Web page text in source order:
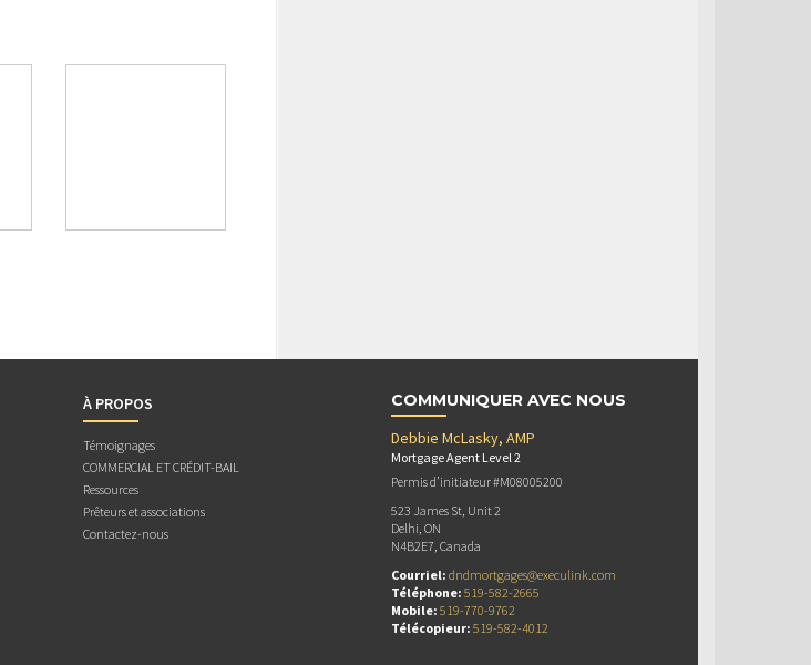
À PROPOS
Témoignages
COMMERCIAL ET CRÉDIT-BAIL
Ressources
Prêteurs et associations
Contactez-nous
COMMUNIQUER AVEC NOUS
Debbie McLasky, AMP
Mortgage Agent Level 2
Permis d’initiateur #M08005200
523 James St, Unit 2
Delhi, ON
N4B2E7, Canada
Courriel: dndmortgages@execulink.com
Téléphone: 519-582-2665
Mobile: 519-770-9762
Télécopieur: 519-582-4012